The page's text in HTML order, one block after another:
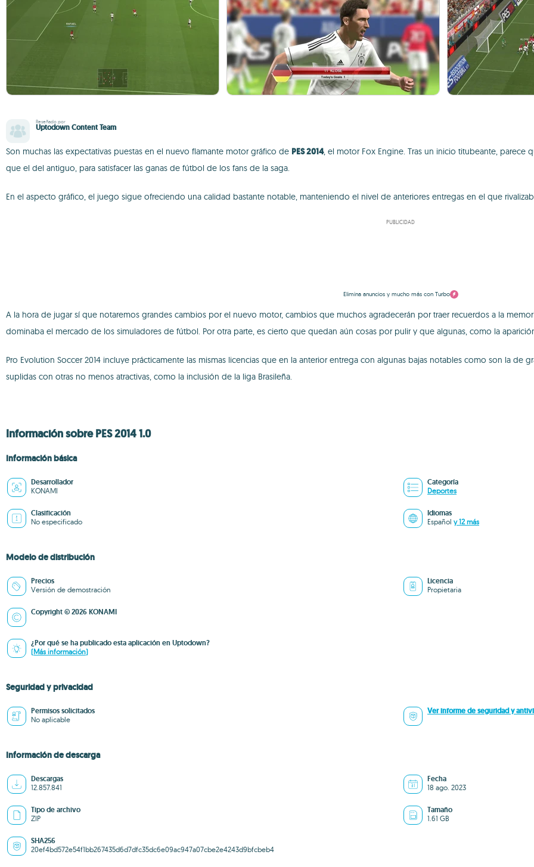
Reseñado por
Uptodown Content Team
Son muchas las expectativas puestas en el nuevo flamante motor gráfico de PES 2014, el motor Fox Engine. Tras un inicio titubeante,
que el del antiguo, para satisfacer las ganas de fútbol de los fans de la saga.
En el aspecto gráfico, el juego sigue ofreciendo una calidad bastante notable, manteniendo el nivel de anteriores entregas en el que
PUBLICIDAD
Elimina anuncios y mucho más con Turbo
A la hora de jugar sí que notaremos grandes cambios por el nuevo motor, cambios que muchos agradecerán por traer recuerdos a la
dominaba el mercado de los simuladores de fútbol. Por otra parte, es cierto que quedan aún cosas por pulir y que algunas, como la
Pro Evolution Soccer 2014 incluye prácticamente las mismas licencias que en la anterior entrega con algunas bajas notables como son la
suplidas con otras no menos atractivas, como la inclusión de la liga Brasileña.
Información sobre PES 2014 1.0
Información básica
Desarrollador
KONAMI
Categoría
Deportes
Clasificación
No especificado
Idiomas
Español y 12 más
Modelo de distribución
Precios
Versión de demostración
Licencia
Propietaria
Copyright © 2026 KONAMI
¿Por qué se ha publicado esta aplicación en Uptodown?
(Más información)
Seguridad y privacidad
Permisos solicitados
No aplicable
Ver informe de seguridad y
Información de descarga
Descargas
12.857.841
Fecha
18 ago. 2023
Tipo de archivo
ZIP
Tamaño
1.61 GB
SHA256
20ef4bd572e54f1bb267435d6d7dfc35dc6e09ac947a07cbe2e4243d9bfcbeb4